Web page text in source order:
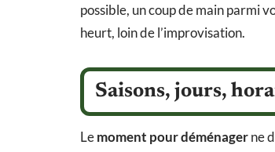
possible, un coup de main parmi
heurt, loin de l’improvisation.
Saisons, jours,
Lemoment pour déménagerne